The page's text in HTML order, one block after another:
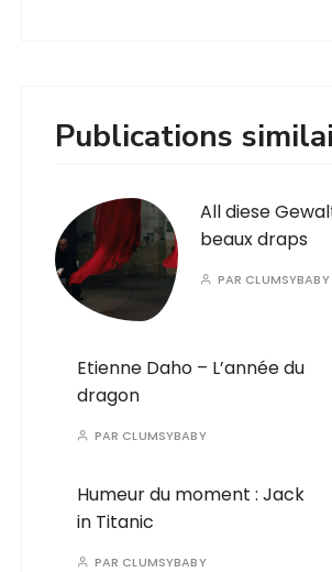
Publications
All diese
beaux draps
PAR CLUMSYBABY
Etienne Daho – L’année du
dragon
PAR CLUMSYBABY
Humeur du moment : Jack
in Titanic
PAR CLUMSYBABY